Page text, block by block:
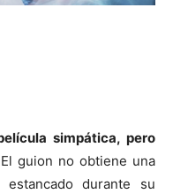
simpática, pero
guion no obtiene una
estancado durante su